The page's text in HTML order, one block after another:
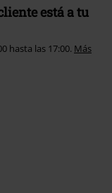
está a tu
hasta las 17:00. Más